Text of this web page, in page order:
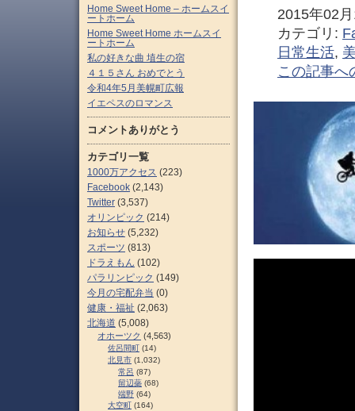
2015年02
カテゴリ:
日常生活,
この記事へ
Home Sweet Home – ホームスイ
ートホーム
Home Sweet Home ホームスイ
ートホーム
私の好きな曲 埴生の宿
４１５さん おめでとう
令和4年5月美幌町広報
イエペスのロマンス
コメントありがとう
カテゴリ一覧
1000万アクセス (223)
Facebook (2,143)
Twitter (3,537)
オリンピック (214)
お知らせ (5,232)
スポーツ (813)
ドラえもん (102)
パラリンピック (149)
今月の宅配弁当 (0)
健康・福祉 (2,063)
北海道 (5,008)
オホーツク (4,563)
佐呂間町 (14)
北見市 (1,032)
常呂 (87)
留辺蘂 (68)
端野 (64)
大空町 (164)